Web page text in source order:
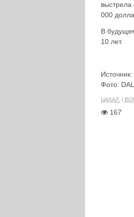
выстрела
000
В
10 лет.
Источник:
Фото:
ЦАХАЛ
167